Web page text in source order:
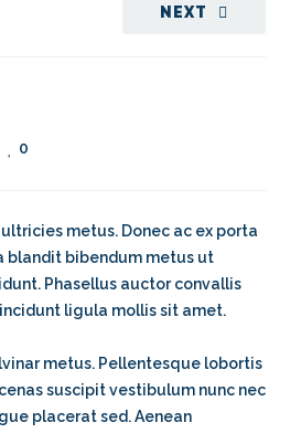
NEXT
0
metus. Donec ac ex porta
blandit bibendum metus ut
Phasellus auctor convallis
ligula mollis sit amet.
metus. Pellentesque lobortis
suscipit vestibulum nunc nec
placerat sed. Aenean